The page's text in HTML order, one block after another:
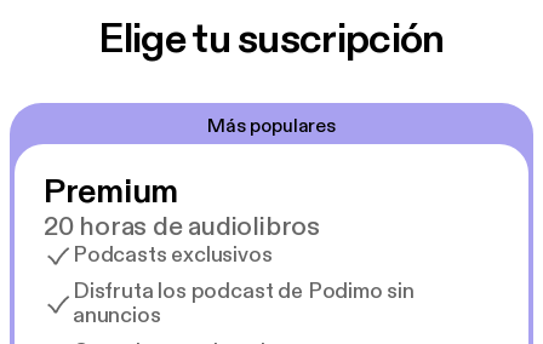
Elige tu suscripción
Más populares
Premium
20 horas de audiolibros
Podcasts exclusivos
Disfruta los podcast de Podimo sin
anuncios